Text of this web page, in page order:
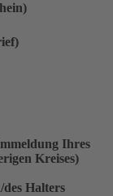
Ihres
Kreises)
des Halters